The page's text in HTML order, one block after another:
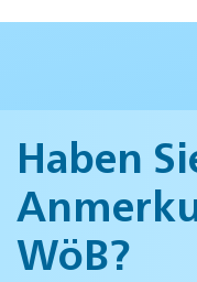
Haben
WöB?